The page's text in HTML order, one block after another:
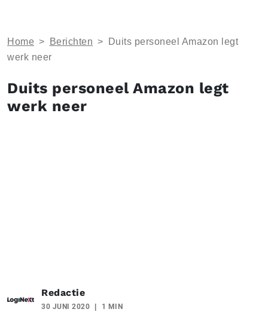
Home > Berichten >
Duits personeel Amazon legt
werk neer
Duits personeel Amazon legt
werk neer
Redactie
30 JUNI 2020 1 MIN